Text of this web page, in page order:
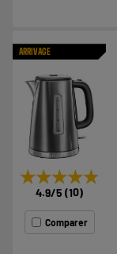
ARRIVAGE
★★★★★
★★★★★
4.9/5 (10)
Comparer